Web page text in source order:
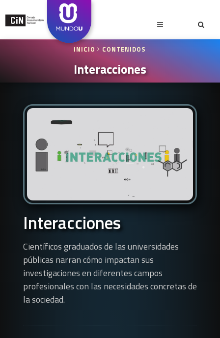
INICIO CONTENIDOS
Interacciones
Interacciones
Científicos graduados de las universidades
públicas narran cómo impactan sus
investigaciones en diferentes campos
profesionales con las necesidades concretas de
la sociedad.